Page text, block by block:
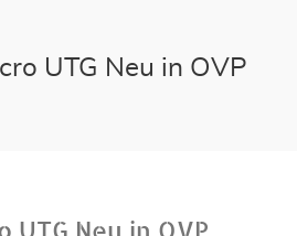
UTG Neu in OVP